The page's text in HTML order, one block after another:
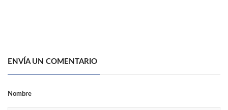
ENVÍA UN COMENTARIO
Nombre